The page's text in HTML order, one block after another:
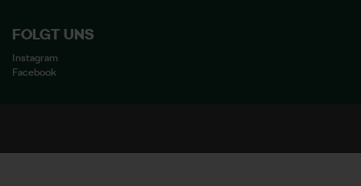
FOLGT UNS
Instagram
Facebook